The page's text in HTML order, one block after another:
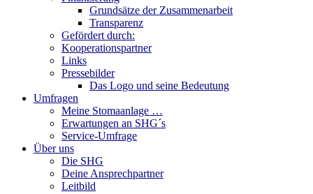
Grundsätze der Zusammenarbeit
Transparenz
Gefördert durch:
Kooperationspartner
Links
Pressebilder
Das Logo und seine Bedeutung
Umfragen
Meine Stomaanlage …
Erwartungen an SHG´s
Service-Umfrage
Über uns
Die SHG
Deine Ansprechpartner
Leitbild